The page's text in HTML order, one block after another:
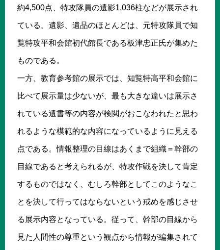
約4,500点、特攻隊員の遺影1,036柱などが展示され
ている。遺影、遺品のほとんどは、元特攻隊員で知
覧特攻平和会館初代館長である板津忠正氏が集めた
ものである。
一方、教育参考館の展示では、知覧特高平和会館に
比べて展示量は少ないが、最も大きな違いは展示さ
れている遺書等の内容が検閲がおこなわれたと思わ
れるような模範的な内容になっているように見える
点である。情報整理の目線はあくまで組織＝幹部の
目線であると考えられるが、特攻作戦を決して肯定
するものではなく、むしろ幹部としてこのようなこ
とを決して行ってはならないという戒めを感じさせ
る展示内容となっている。従って、幹部の目線から
見た人間性の尊重という観点から情報が編集されて